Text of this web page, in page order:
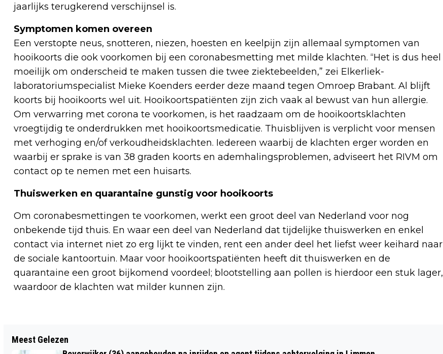
jaarlijks terugkerend verschijnsel is.
Symptomen komen overeen
Een verstopte neus, snotteren, niezen, hoesten en keelpijn zijn allemaal symptomen van
hooikoorts die ook voorkomen bij een coronabesmetting met milde klachten. “Het is dus heel
moeilijk om onderscheid te maken tussen die twee ziektebeelden,” zei Elkerliek-
laboratoriumspecialist Mieke Koenders eerder deze maand tegen Omroep Brabant. Al blijft
koorts bij hooikoorts wel uit. Hooikoortspatiënten zijn zich vaak al bewust van hun allergie.
Om verwarring met corona te voorkomen, is het raadzaam om de hooikoortsklachten
vroegtijdig te onderdrukken met hooikoortsmedicatie. Thuisblijven is verplicht voor mensen
met verhoging en/of verkoudheidsklachten. Iedereen waarbij de klachten erger worden en
waarbij er sprake is van 38 graden koorts en ademhalingsproblemen, adviseert het RIVM om
contact op te nemen met een huisarts.
Thuiswerken en quarantaine gunstig voor hooikoorts
Om coronabesmettingen te voorkomen, werkt een groot deel van Nederland voor nog
onbekende tijd thuis. En waar een deel van Nederland dat tijdelijke thuiswerken en enkel
contact via internet niet zo erg lijkt te vinden, rent een ander deel het liefst weer keihard naar
de sociale kantoortuin. Maar voor hooikoortspatiënten heeft dit thuiswerken en de
quarantaine een groot bijkomend voordeel; blootstelling aan pollen is hierdoor een stuk lager,
waardoor de klachten wat milder kunnen zijn.
NOVA COLLEGE BIEDT MBO
Meest Gelezen